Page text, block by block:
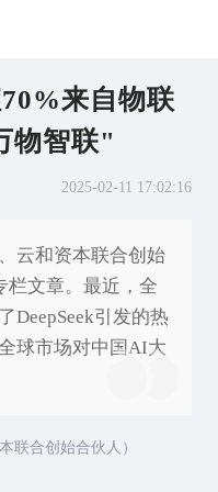
来自物联
物智联"
2025-02-11 17:02:16
云和资本联合创始
栏文章。最近，全
DeepSeek引发的热
球市场对中国AI大
联合创始合伙人）